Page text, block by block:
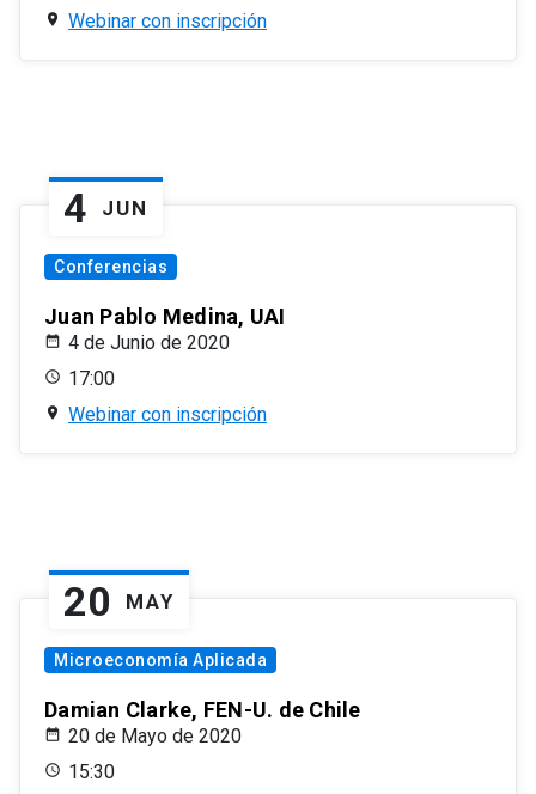
Webinar con inscripción
4 JUN
Conferencias
Juan Pablo Medina, UAI
4 de Junio de 2020
17:00
Webinar con inscripción
20 MAY
Microeconomía Aplicada
Damian Clarke, FEN-U. de Chile
20 de Mayo de 2020
15:30